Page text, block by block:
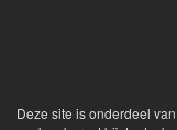
Deze site is onderdeel van